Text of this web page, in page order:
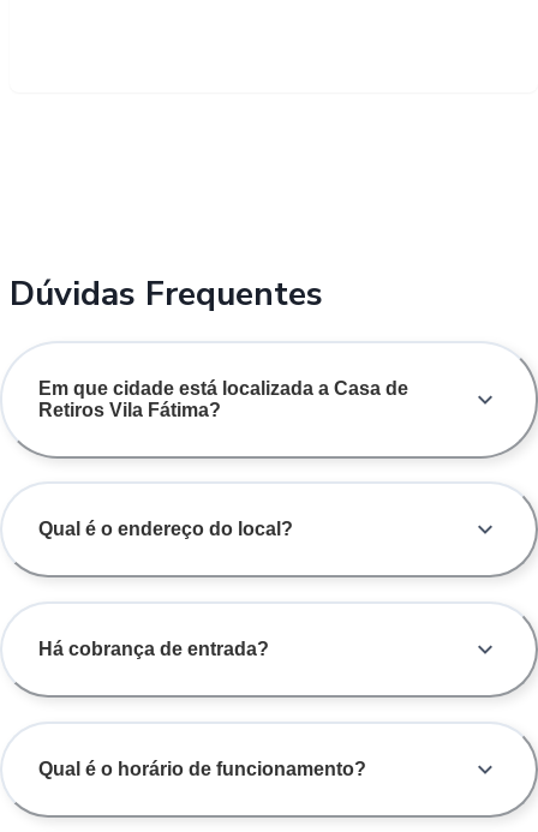
Dúvidas Frequentes
Em que cidade está localizada a Casa de
Retiros Vila Fátima?
Qual é o endereço do local?
Há cobrança de entrada?
Qual é o horário de funcionamento?